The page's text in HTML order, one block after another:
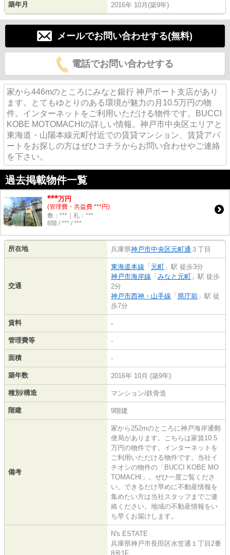
築年月 2016年 10月(築9年)
メールでお問い合わせする(無料)
電話でお問い合わせする
家から446mのところにみなと銀行 神戸ポート支店があり
ます。とてもゆとりのある環境が魅力の月10.5万円の物
件。インターネットをご利用いただける物件です。BUCCI
KOBE MOTOMACHIの詳しい情報。神戸市中央区エリアと
東海道・山陽本線元町付近での賃貸マンション、賃貸アパ
ートをお探しの方はぜひコチラからお問い合わせやご連絡
を下さい。
過去掲載物件一覧
***万円
(管理費・共益費 ***円)
敷：***｜礼：***
8階 / *** / ***
所在地 兵庫県神戸市中央区元町通 ３丁目
交通
東海道本線 「 元町 」駅 徒歩3分
神戸市海岸線 「 みなと元町 」駅 徒歩
2分
神戸市西神・山手線 「 県庁前 」駅 徒
歩7分
賃料 -
管理費等 -
面積 -
築年数 2016年 10月 (築9年)
種別/構造 マンション/鉄骨造
階建 9階建
備考
家から252mのところに神戸海岸通郵
便局があります。こちらは家賃10.5
万円の物件です。インターネットを
ご利用いただける物件です。当社イ
チオシの物件の「BUCCI KOBE MO
TOMACHI」。ぜひ一度ご覧くださ
い。できるだけ早めに不動産情報を
集めたい方は当社スタッフまでご連
絡ください。地域の不動産情報をい
ち早くお届けします。
N's ESTATE
兵庫県神戸市長田区水笠通１丁目2番
8号1F